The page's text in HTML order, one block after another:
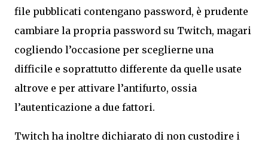
file pubblicati contengano password, è prudente
cambiare la propria password su Twitch, magari
cogliendo l’occasione per sceglierne una
difficile e soprattutto differente da quelle usate
altrove e per attivare l’antifurto, ossia
l’autenticazione a due fattori.
Twitch ha inoltre dichiarato di non custodire i